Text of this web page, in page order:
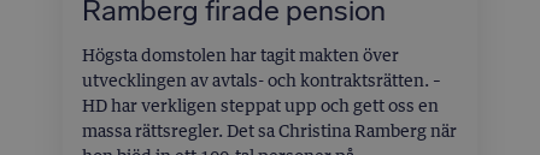
Ramberg firade pension
Högsta domstolen har tagit makten över
utvecklingen av avtals- och kontraktsrätten. –
HD har verkligen steppat upp och gett oss en
massa rättsregler. Det sa Christina Ramberg när